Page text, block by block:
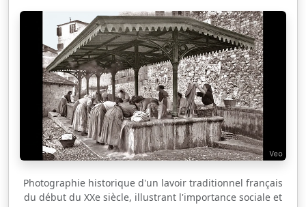
Photographie historique d'un lavoir traditionnel français
du début du XXe siècle, illustrant l'importance sociale et